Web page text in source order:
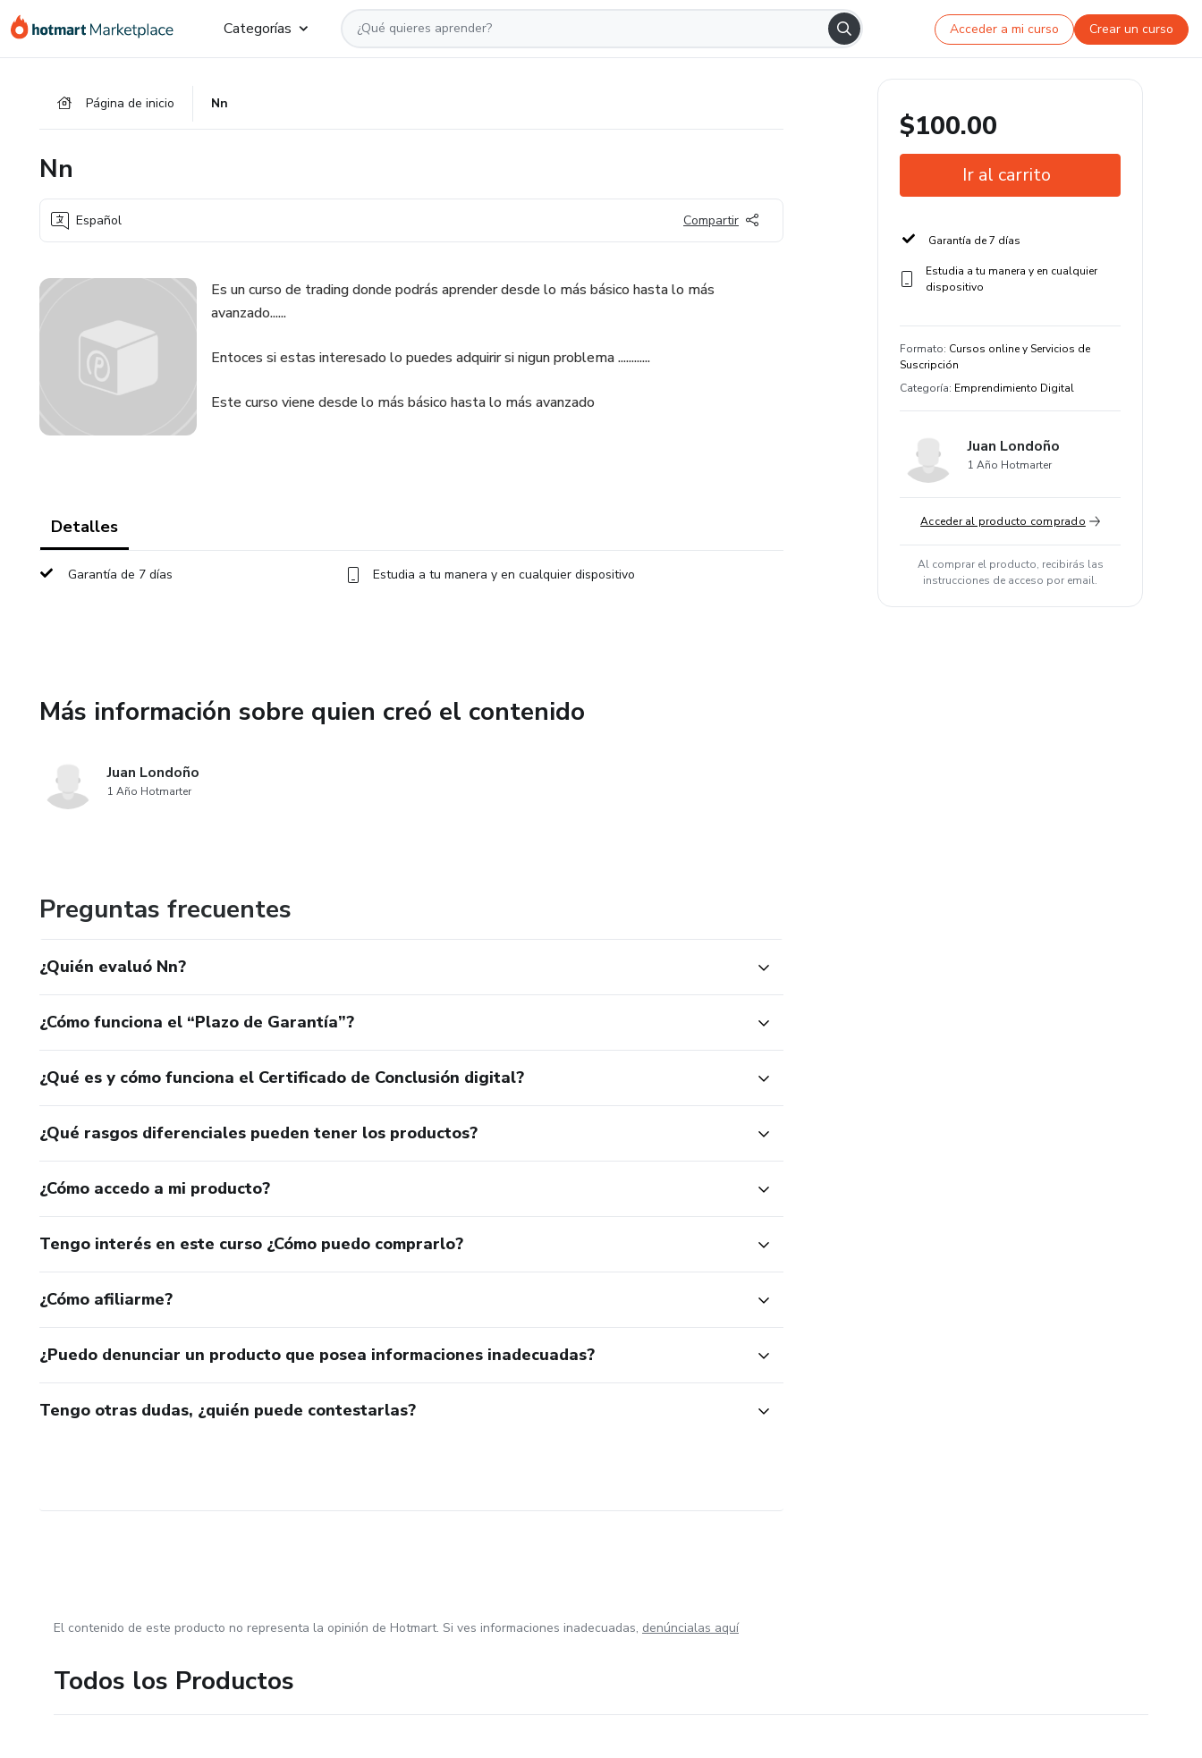
Categorías Acceder a mi curso Crear un curso
Página de inicio Nn
Nn
Español Compartir
Es un curso de trading donde podrás aprender desde lo más básico hasta lo más
avanzado......
Entoces si estas interesado lo puedes adquirir si nigun problema ............
Este curso viene desde lo más básico hasta lo más avanzado
Detalles
Garantía de 7 días Estudia a tu manera y en cualquier dispositivo
Más información sobre quien creó el contenido
Juan Londoño
1 Año Hotmarter
Preguntas frecuentes
¿Quién evaluó Nn?
¿Cómo funciona el “Plazo de Garantía”?
¿Qué es y cómo funciona el Certificado de Conclusión digital?
¿Qué rasgos diferenciales pueden tener los productos?
¿Cómo accedo a mi producto?
Tengo interés en este curso ¿Cómo puedo comprarlo?
¿Cómo afiliarme?
¿Puedo denunciar un producto que posea informaciones inadecuadas?
Tengo otras dudas, ¿quién puede contestarlas?
$100.00
Ir al carrito
Garantía de 7 días
Estudia a tu manera y en cualquier
dispositivo
Formato: Cursos online y Servicios de
Suscripción
Categoría: Emprendimiento Digital
Juan Londoño
1 Año Hotmarter
Acceder al producto comprado
Al comprar el producto, recibirás las
instrucciones de acceso por email.
El contenido de este producto no representa la opinión de Hotmart. Si ves informaciones inadecuadas, denúncialas aquí
Todos los Productos